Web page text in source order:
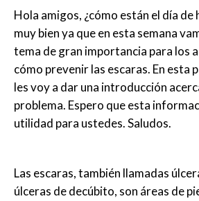
Hola amigos, ¿cómo están el día de
muy bien ya que en esta semana
tema de gran importancia para los
cómo prevenir las escaras. En esta
les voy a dar una introducción
problema. Espero que esta
utilidad para ustedes. Saludos.
Las escaras, también llamadas
úlceras de decúbito, son áreas de